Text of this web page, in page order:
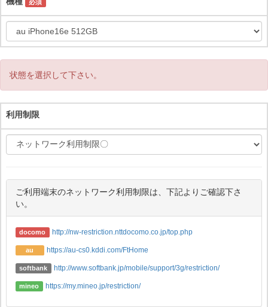
必須
状態を選択して下さい。
利用制限
ご利用端末のネットワーク利用制限は、下記よりご確認下さ
い。
docomo http://nw-restriction.nttdocomo.co.jp/top.php
au https://au-cs0.kddi.com/FtHome
softbank http://www.softbank.jp/mobile/support/3g/restriction/
mineo https://my.mineo.jp/restriction/